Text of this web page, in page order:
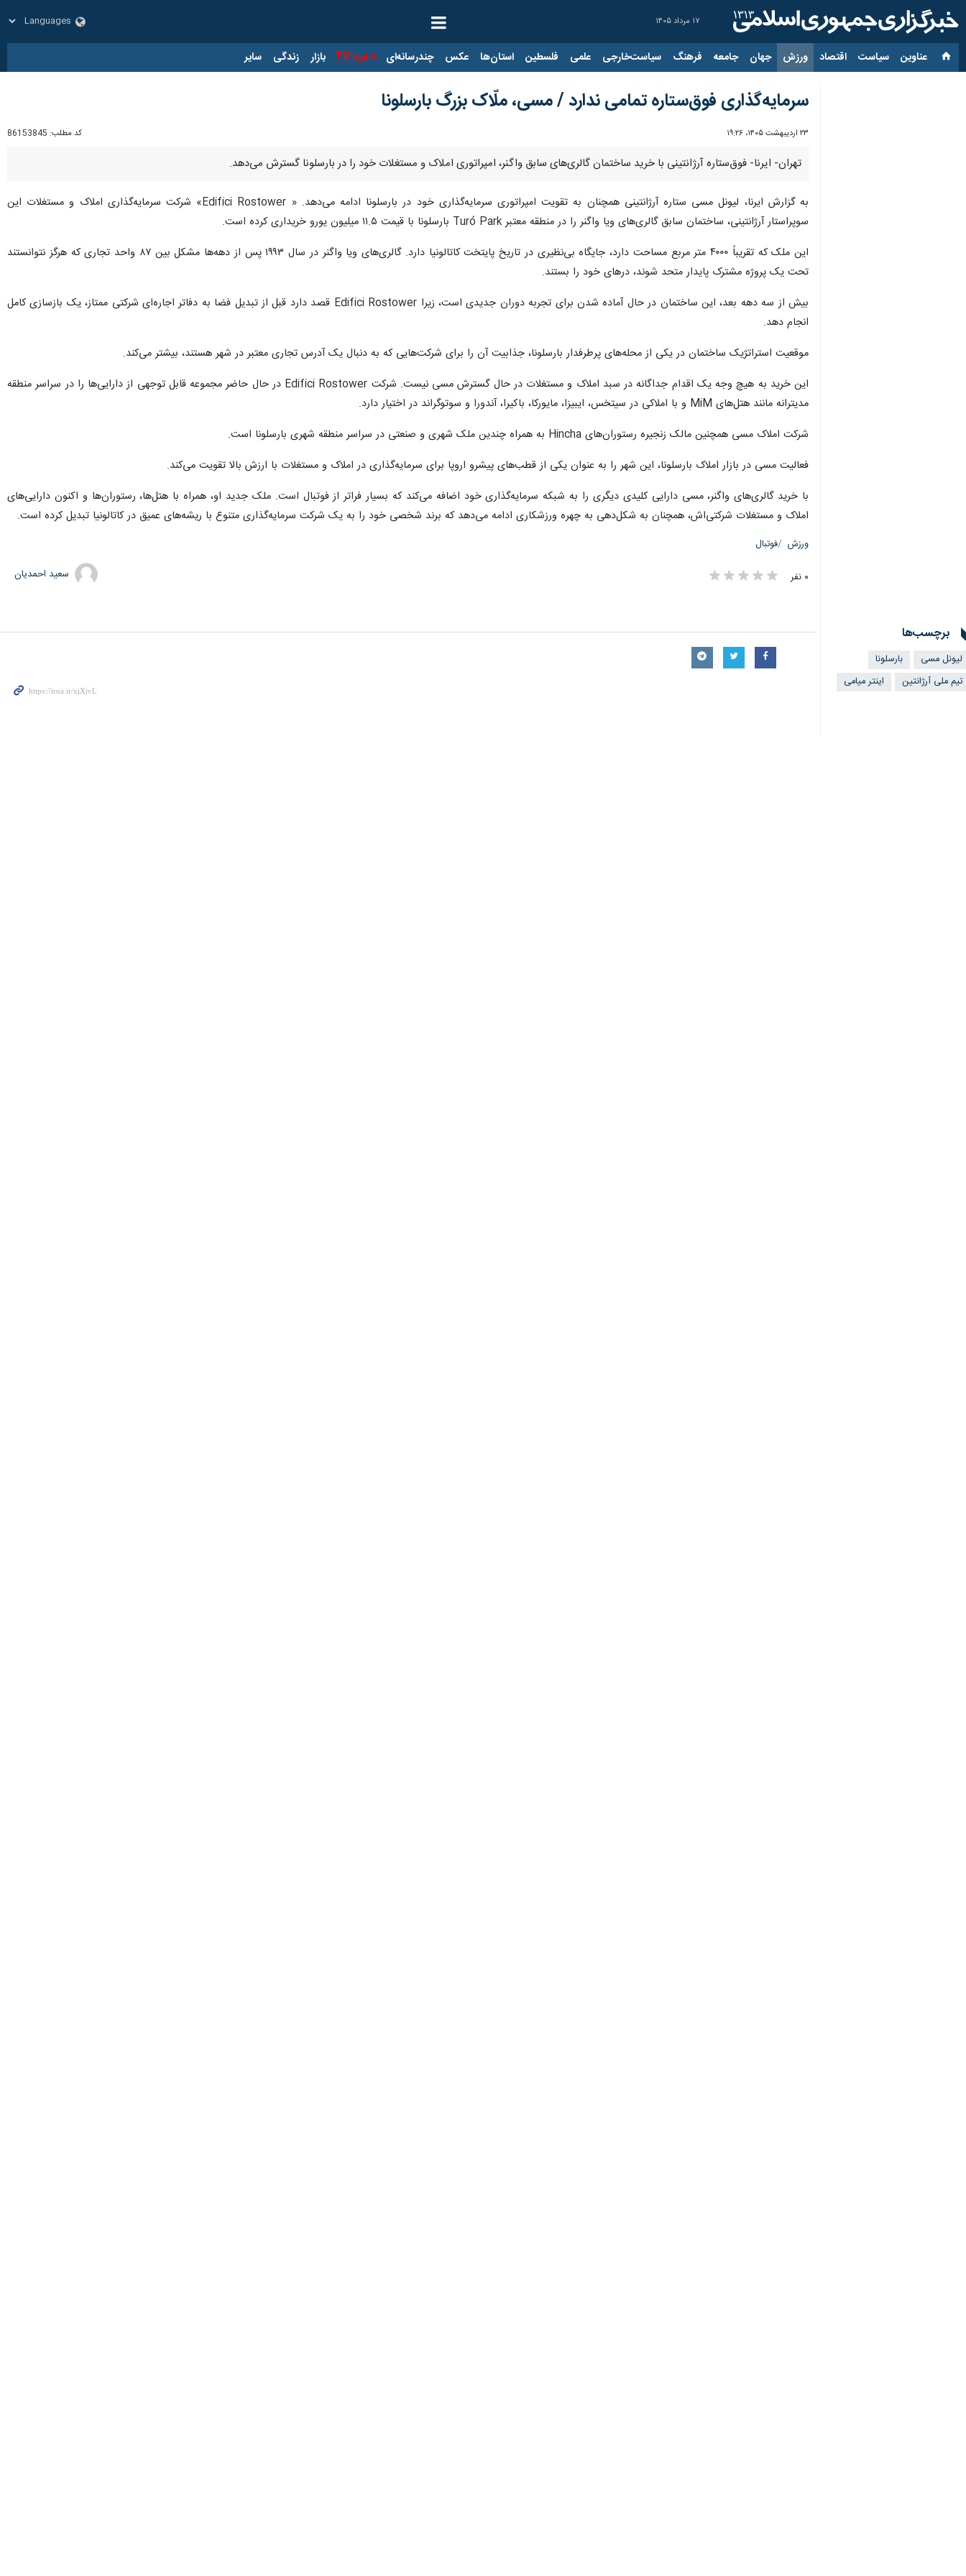
۱۷ مرداد ۱۴۰۵
عناوین‌ سیاست اقتصاد ورزش جهان جامعه فرهنگ سیاست‌خارجی علمی فلسطین استان‌ها عکس چندرسانه‌ای ایرنا TV بازار زندگی سایر
سرمایه‌گذاری فوق‌ستاره تمامی ندارد / مسی، ملّاک بزرگ بارسلونا
۲۳ اردیبهشت ۱۴۰۵، ۱۹:۲۶ کد مطلب: 86153845
تهران- ایرنا- فوق‌ستاره آرژانتینی با خرید ساختمان گالری‌های سابق واگنر، امپراتوری املاک و مستغلات خود را در بارسلونا گسترش می‌دهد.
به گزارش ایرنا، لیونل مسی ستاره آرژانتینی همچنان به تقویت امپراتوری سرمایه‌گذاری خود در بارسلونا ادامه می‌دهد. « Edifici Rostower» شرکت سرمایه‌گذاری املاک و مستغلات این
سوپراستار آرژانتینی، ساختمان سابق گالری‌های ویا واگنر را در منطقه معتبر Turó Park بارسلونا با قیمت ۱۱.۵ میلیون یورو خریداری کرده است.
این ملک که تقریباً ۴۰۰۰ متر مربع مساحت دارد، جایگاه بی‌نظیری در تاریخ پایتخت کاتالونیا دارد. گالری‌های ویا واگنر در سال ۱۹۹۳ پس از دهه‌ها مشکل بین ۸۷ واحد تجاری که هرگز نتوانستند
تحت یک پروژه مشترک پایدار متحد شوند، درهای خود را بستند.
بیش از سه دهه بعد، این ساختمان در حال آماده شدن برای تجربه دوران جدیدی است، زیرا Edifici Rostower قصد دارد قبل از تبدیل فضا به دفاتر اجاره‌ای شرکتی ممتاز، یک بازسازی کامل
انجام دهد.
موقعیت استراتژیک ساختمان در یکی از محله‌های پرطرفدار بارسلونا، جذابیت آن را برای شرکت‌هایی که به دنبال یک آدرس تجاری معتبر در شهر هستند، بیشتر می‌کند.
این خرید به هیچ وجه یک اقدام جداگانه در سبد املاک و مستغلات در حال گسترش مسی نیست. شرکت Edifici Rostower در حال حاضر مجموعه قابل توجهی از دارایی‌ها را در سراسر منطقه
مدیترانه مانند هتل‌های MiM و با املاکی در سیتخس، ایبیزا، مایورکا، باکیرا، آندورا و سوتوگراند در اختیار دارد.
شرکت املاک مسی همچنین مالک زنجیره رستوران‌های Hincha به همراه چندین ملک شهری و صنعتی در سراسر منطقه شهری بارسلونا است.
فعالیت مسی در بازار املاک بارسلونا، این شهر را به عنوان یکی از قطب‌های پیشرو اروپا برای سرمایه‌گذاری در املاک و مستغلات با ارزش بالا تقویت می‌کند.
با خرید گالری‌های واگنر، مسی دارایی کلیدی دیگری را به شبکه سرمایه‌گذاری خود اضافه می‌کند که بسیار فراتر از فوتبال است. ملک جدید او، همراه با هتل‌ها، رستوران‌ها و اکنون دارایی‌های
املاک و مستغلات شرکتی‌اش، همچنان به شکل‌دهی به چهره ورزشکاری ادامه می‌دهد که برند شخصی خود را به یک شرکت سرمایه‌گذاری متنوع با ریشه‌های عمیق در کاتالونیا تبدیل کرده است.
ورزش فوتبال
۰ نفر سعید احمدیان
برچسب‌ها
لیونل مسی
بارسلونا
تیم ملی آرژانتین
اینتر میامی